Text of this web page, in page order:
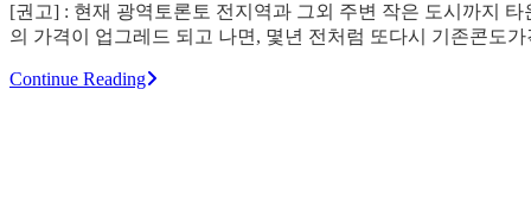
[권고] : 현재 광역토론토 전지역과 그외 주변 작은 도시까지
의 가격이 업그레드 되고 나면, 몇년 전처럼 또다시 기존콘도
Continue Reading